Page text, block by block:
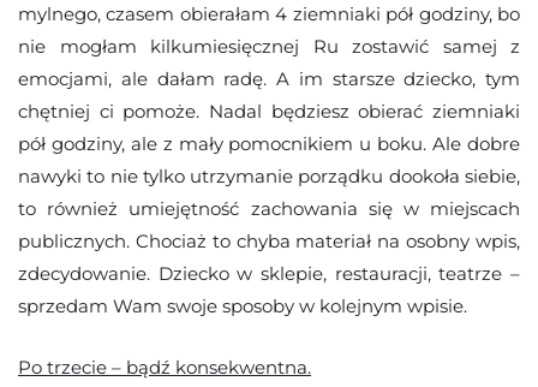
mylnego, czasem obierałam 4 ziemniaki pół godziny, bo
nie mogłam kilkumiesięcznej Ru zostawić samej z
emocjami, ale dałam radę. A im starsze dziecko, tym
chętniej ci pomoże. Nadal będziesz obierać ziemniaki
pół godziny, ale z mały pomocnikiem u boku. Ale dobre
nawyki to nie tylko utrzymanie porządku dookoła siebie,
to również umiejętność zachowania się w miejscach
publicznych. Chociaż to chyba materiał na osobny wpis,
zdecydowanie. Dziecko w sklepie, restauracji, teatrze –
sprzedam Wam swoje sposoby w kolejnym wpisie.
Po trzecie – bądź konsekwentna.